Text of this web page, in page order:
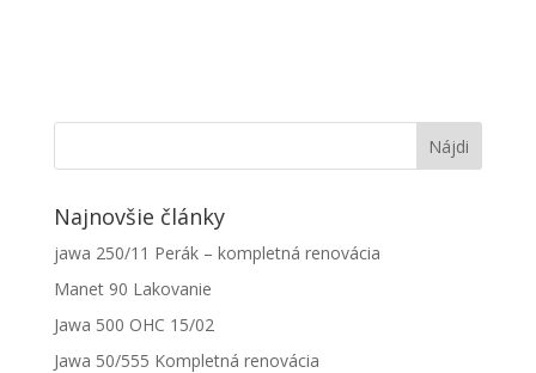
Najnovšie články
jawa 250/11 Perák – kompletná renovácia
Manet 90 Lakovanie
Jawa 500 OHC 15/02
Jawa 50/555 Kompletná renovácia